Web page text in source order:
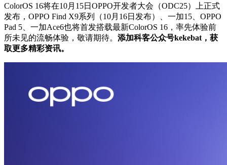
ColorOS 16将在10月15日OPPO开发者大会（ODC25）上正式
发布，OPPO Find X9系列（10月16日发布）、一加15、OPPO
Pad 5、一加Ace6也将首发搭载最新ColorOS 16，率先体验前
所未见的流畅体验，敬请期待。 添加科客公众号kekebat，获
取更多精彩资讯。